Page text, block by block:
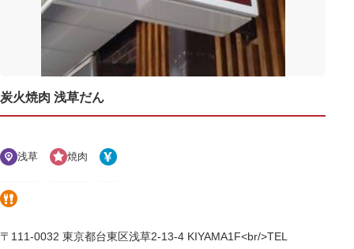
炭火焼肉 浅草だん
浅草 焼肉
〒111-0032 東京都台東区浅草2-13-4 KIYAMA1F<br/>TEL